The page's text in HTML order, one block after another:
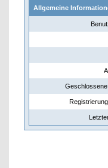
Allgemeine